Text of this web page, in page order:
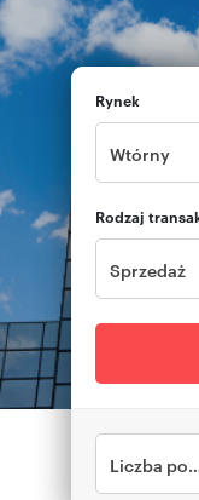
Rynek
Wtórny
Rodzaj
Sprzedaż